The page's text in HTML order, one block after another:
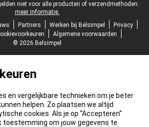
niet voor alle producten of verzendmethoden:
meer informatie.
Partners Werken bij Belsimpel
Privacy
Algemene voorwaarden
© 2026 Belsimpel
en vergelijkbare technieken om je beter
helpen. Zo plaatsen we altijd
cookies. Als je op “Accepteren”
toestemming om jouw gegevens te